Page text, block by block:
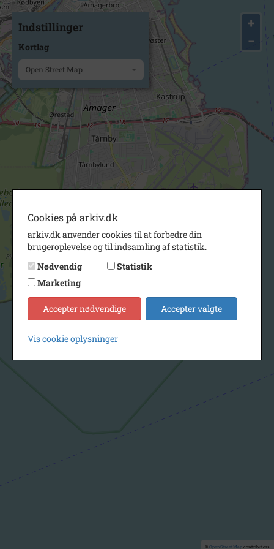
+
−
© OpenStreetMapcontributors.
Indstillinger
Kortlag
Open Street Map
Cookies på arkiv.dk
arkiv.dk anvender cookies til at forbedre din
brugeroplevelse og til indsamling af statistik.
Nødvendig
Statistik
Marketing
Accepter nødvendige Accepter valgte
Vis cookie oplysninger